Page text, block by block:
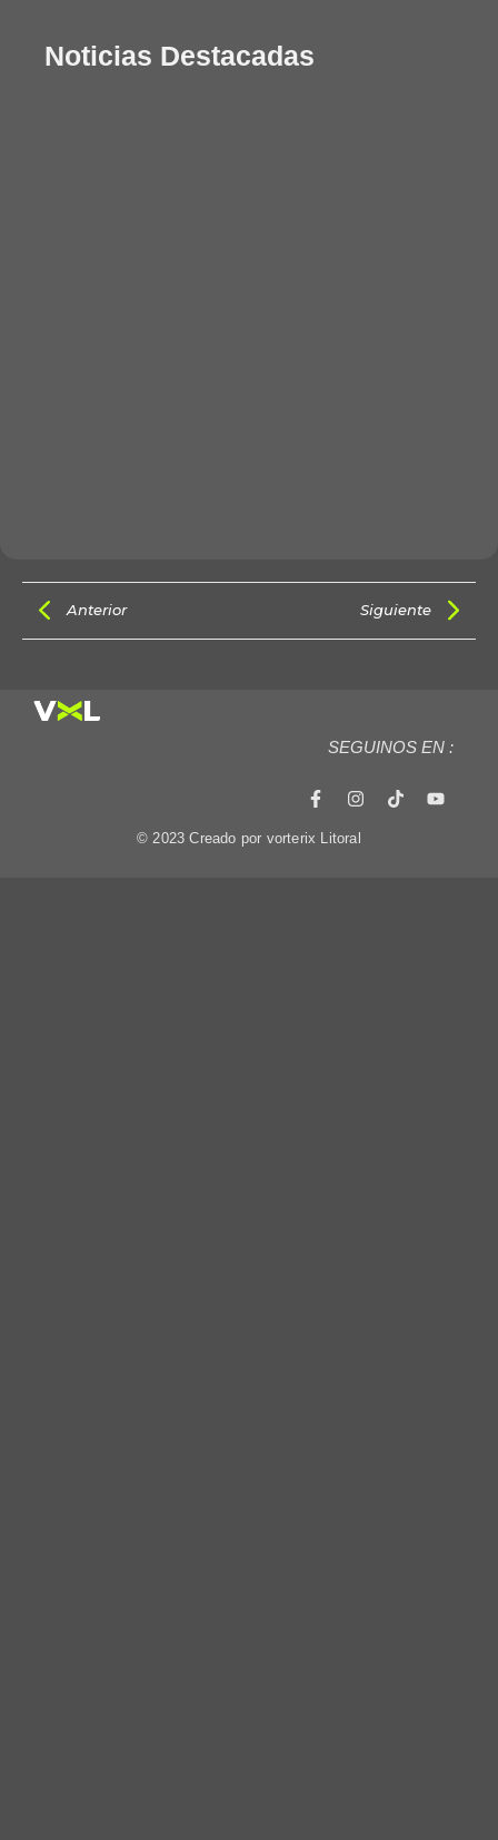
Noticias Destacadas
Anterior Siguiente
SEGUINOS EN :
© 2023 Creado por vorterix Litoral